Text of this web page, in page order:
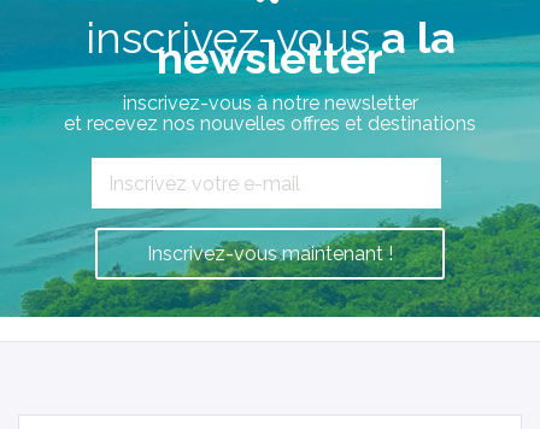
inscrivez-vousa la
newsletter
inscrivez-vous à notre newsletter
et recevez nos nouvelles offres et destinations
`
Inscrivez-vous maintenant !